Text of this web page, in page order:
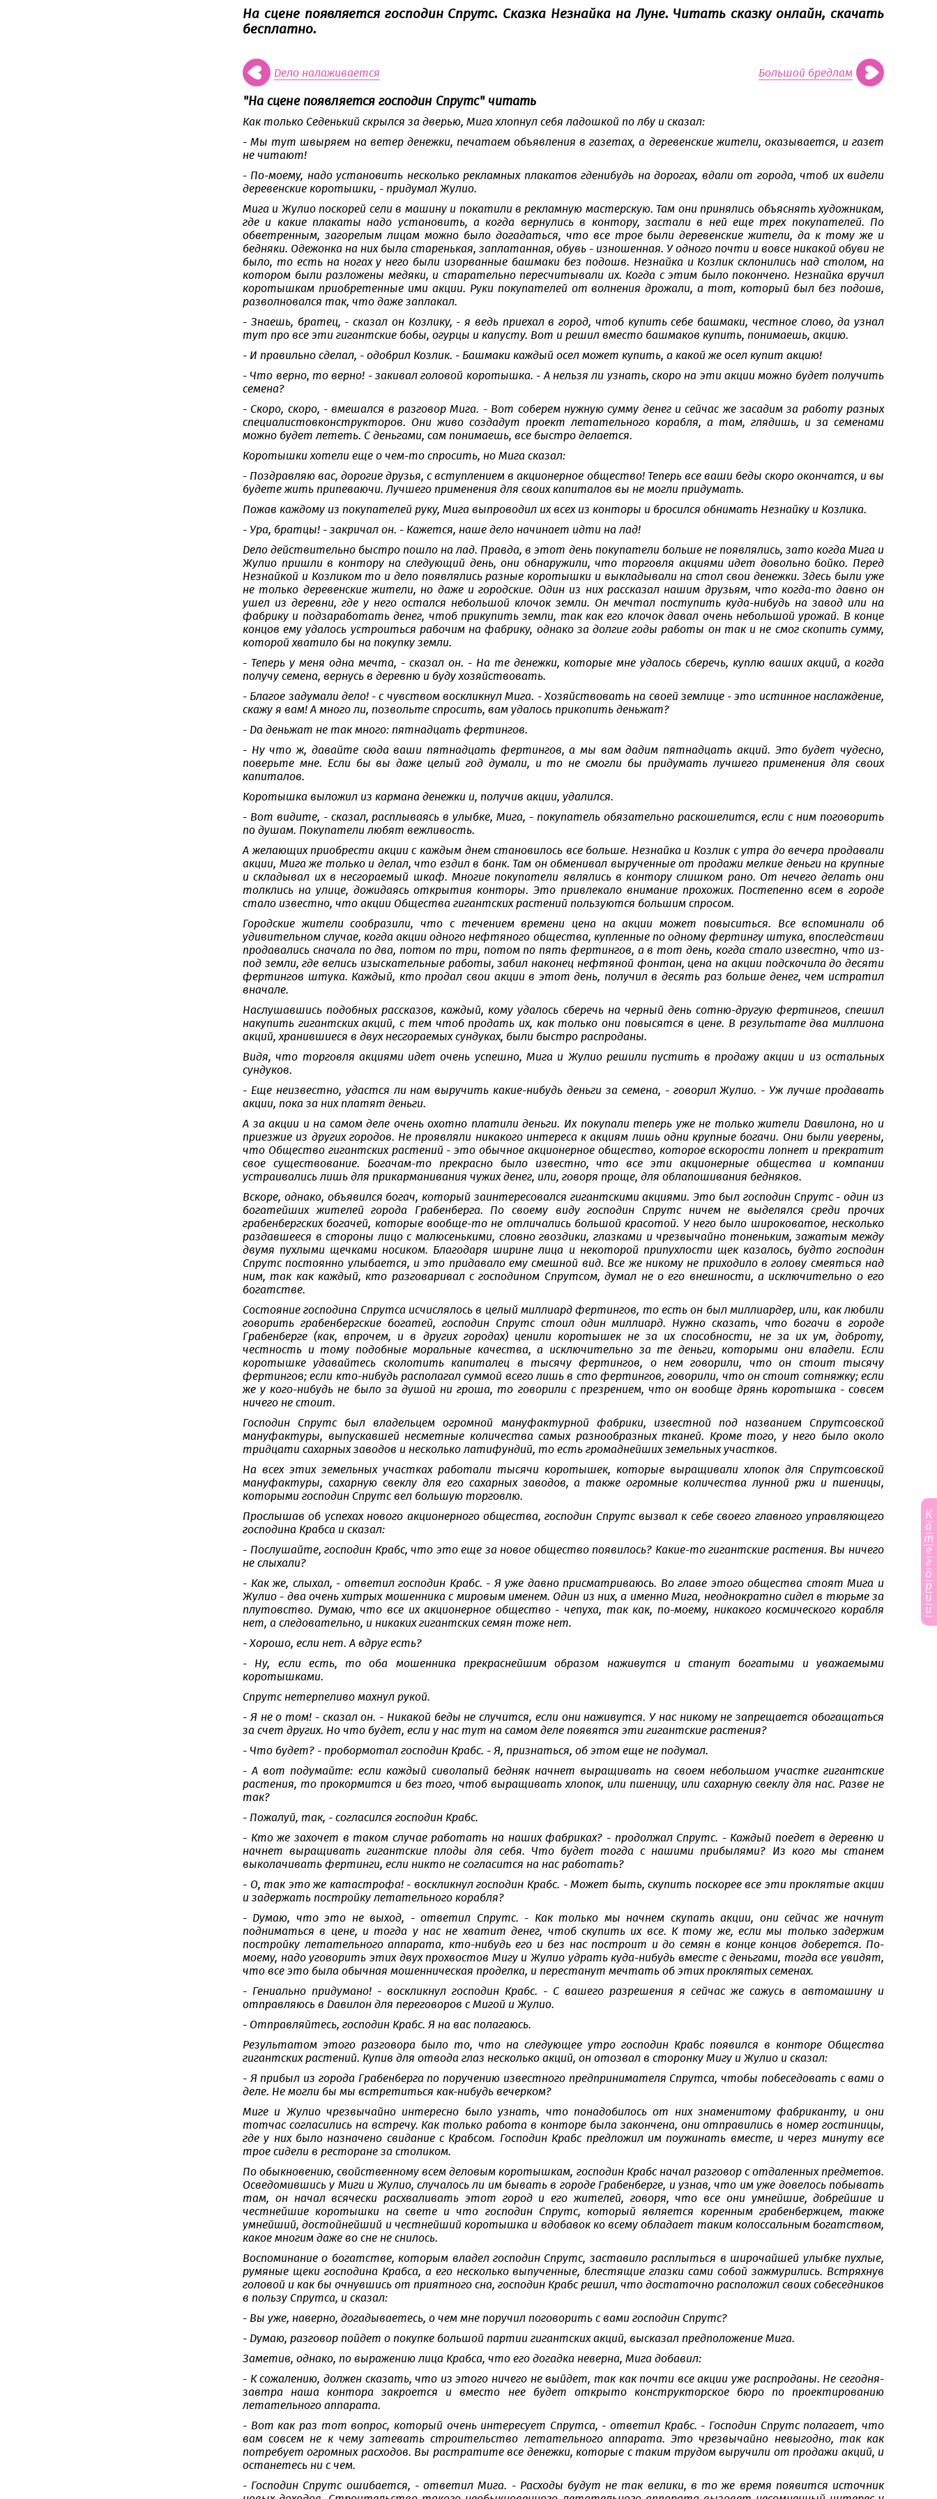
На сцене появляется господин Спрутс. Сказка Незнайка на Луне. Читать сказку онлайн, скачать
бесплатно.
Дело налаживается Большой бредлам
"На сцене появляется господин Спрутс" читать
Как только Седенький скрылся за дверью, Мига хлопнул себя ладошкой по лбу и сказал:
- Мы тут швыряем на ветер денежки, печатаем объявления в газетах, а деревенские жители, оказывается, и газет
не читают!
- По-моему, надо установить несколько рекламных плакатов гденибудь на дорогах, вдали от города, чтоб их видели
деревенские коротышки, - придумал Жулио.
Мига и Жулио поскорей сели в машину и покатили в рекламную мастерскую. Там они принялись объяснять художникам,
где и какие плакаты надо установить, а когда вернулись в контору, застали в ней еще трех покупателей. По
обветренным, загорелым лицам можно было догадаться, что все трое были деревенские жители, да к тому же и
бедняки. Одежонка на них была старенькая, заплатанная, обувь - изношенная. У одного почти и вовсе никакой обуви не
было, то есть на ногах у него были изорванные башмаки без подошв. Незнайка и Козлик склонились над столом, на
котором были разложены медяки, и старательно пересчитывали их. Когда с этим было покончено. Незнайка вручил
коротышкам приобретенные ими акции. Руки покупателей от волнения дрожали, а тот, который был без подошв,
разволновался так, что даже заплакал.
- Знаешь, братец, - сказал он Козлику, - я ведь приехал в город, чтоб купить себе башмаки, честное слово, да узнал
тут про все эти гигантские бобы, огурцы и капусту. Вот и решил вместо башмаков купить, понимаешь, акцию.
- И правильно сделал, - одобрил Козлик. - Башмаки каждый осел может купить, а какой же осел купит акцию!
- Что верно, то верно! - закивал головой коротышка. - А нельзя ли узнать, скоро на эти акции можно будет получить
семена?
- Скоро, скоро, - вмешался в разговор Мига. - Вот соберем нужную сумму денег и сейчас же засадим за работу разных
специалистовконструкторов. Они живо создадут проект летательного корабля, а там, глядишь, и за семенами
можно будет лететь. С деньгами, сам понимаешь, все быстро делается.
Коротышки хотели еще о чем-то спросить, но Мига сказал:
- Поздравляю вас, дорогие друзья, с вступлением в акционерное общество! Теперь все ваши беды скоро окончатся, и вы
будете жить припеваючи. Лучшего применения для своих капиталов вы не могли придумать.
Пожав каждому из покупателей руку, Мига выпроводил их всех из конторы и бросился обнимать Незнайку и Козлика.
- Ура, братцы! - закричал он. - Кажется, наше дело начинает идти на лад!
Дело действительно быстро пошло на лад. Правда, в этот день покупатели больше не появлялись, зато когда Мига и
Жулио пришли в контору на следующий день, они обнаружили, что торговля акциями идет довольно бойко. Перед
Незнайкой и Козликом то и дело появлялись разные коротышки и выкладывали на стол свои денежки. Здесь были уже
не только деревенские жители, но даже и городские. Один из них рассказал нашим друзьям, что когда-то давно он
ушел из деревни, где у него остался небольшой клочок земли. Он мечтал поступить куда-нибудь на завод или на
фабрику и подзаработать денег, чтоб прикупить земли, так как его клочок давал очень небольшой урожай. В конце
концов ему удалось устроиться рабочим на фабрику, однако за долгие годы работы он так и не смог скопить сумму,
которой хватило бы на покупку земли.
- Теперь у меня одна мечта, - сказал он. - На те денежки, которые мне удалось сберечь, куплю ваших акций, а когда
получу семена, вернусь в деревню и буду хозяйствовать.
- Благое задумали дело! - с чувством воскликнул Мига. - Хозяйствовать на своей землице - это истинное наслаждение,
скажу я вам! А много ли, позвольте спросить, вам удалось прикопить деньжат?
- Да деньжат не так много: пятнадцать фертингов.
- Ну что ж, давайте сюда ваши пятнадцать фертингов, а мы вам дадим пятнадцать акций. Это будет чудесно,
поверьте мне. Если бы вы даже целый год думали, и то не смогли бы придумать лучшего применения для своих
капиталов.
Коротышка выложил из кармана денежки и, получив акции, удалился.
- Вот видите, - сказал, расплываясь в улыбке, Мига, - покупатель обязательно раскошелится, если с ним поговорить
по душам. Покупатели любят вежливость.
А желающих приобрести акции с каждым днем становилось все больше. Незнайка и Козлик с утра до вечера продавали
акции, Мига же только и делал, что ездил в банк. Там он обменивал вырученные от продажи мелкие деньги на крупные
и складывал их в несгораемый шкаф. Многие покупатели являлись в контору слишком рано. От нечего делать они
толклись на улице, дожидаясь открытия конторы. Это привлекало внимание прохожих. Постепенно всем в городе
стало известно, что акции Общества гигантских растений пользуются большим спросом.
Городские жители сообразили, что с течением времени цена на акции может повыситься. Все вспоминали об
удивительном случае, когда акции одного нефтяного общества, купленные по одному фертингу штука, впоследствии
продавались сначала по два, потом по три, потом по пять фертингов, а в тот день, когда стало известно, что из-
под земли, где велись изыскательные работы, забил наконец нефтяной фонтан, цена на акции подскочила до десяти
фертингов штука. Каждый, кто продал свои акции в этот день, получил в десять раз больше денег, чем истратил
вначале.
Наслушавшись подобных рассказов, каждый, кому удалось сберечь на черный день сотню-другую фертингов, спешил
накупить гигантских акций, с тем чтоб продать их, как только они повысятся в цене. В результате два миллиона
акций, хранившиеся в двух несгораемых сундуках, были быстро распроданы.
Видя, что торговля акциями идет очень успешно, Мига и Жулио решили пустить в продажу акции и из остальных
сундуков.
- Еще неизвестно, удастся ли нам выручить какие-нибудь деньги за семена, - говорил Жулио. - Уж лучше продавать
акции, пока за них платят деньги.
А за акции и на самом деле очень охотно платили деньги. Их покупали теперь уже не только жители Давилона, но и
приезжие из других городов. Не проявляли никакого интереса к акциям лишь одни крупные богачи. Они были уверены,
что Общество гигантских растений - это обычное акционерное общество, которое вскорости лопнет и прекратит
свое существование. Богачам-то прекрасно было известно, что все эти акционерные общества и компании
устраивались лишь для прикарманивания чужих денег, или, говоря проще, для облапошивания бедняков.
Вскоре, однако, объявился богач, который заинтересовался гигантскими акциями. Это был господин Спрутс - один из
богатейших жителей города Грабенберга. По своему виду господин Спрутс ничем не выделялся среди прочих
грабенбергских богачей, которые вообще-то не отличались большой красотой. У него было широковатое, несколько
раздавшееся в стороны лицо с малюсенькими, словно гвоздики, глазками и чрезвычайно тоненьким, зажатым между
двумя пухлыми щечками носиком. Благодаря ширине лица и некоторой припухлости щек казалось, будто господин
Спрутс постоянно улыбается, и это придавало ему смешной вид. Все же никому не приходило в голову смеяться над
ним, так как каждый, кто разговаривал с господином Спрутсом, думал не о его внешности, а исключительно о его
богатстве.
Состояние господина Спрутса исчислялось в целый миллиард фертингов, то есть он был миллиардер, или, как любили
говорить грабенбергские богатей, господин Спрутс стоил один миллиард. Нужно сказать, что богачи в городе
Грабенберге (как, впрочем, и в других городах) ценили коротышек не за их способности, не за их ум, доброту,
честность и тому подобные моральные качества, а исключительно за те деньги, которыми они владели. Если
коротышке удавайтесь сколотить капиталец в тысячу фертингов, о нем говорили, что он стоит тысячу
фертингов; если кто-нибудь располагал суммой всего лишь в сто фертингов, говорили, что он стоит сотняжку; если
же у кого-нибудь не было за душой ни гроша, то говорили с презрением, что он вообще дрянь коротышка - совсем
ничего не стоит.
Господин Спрутс был владельцем огромной мануфактурной фабрики, известной под названием Спрутсовской
мануфактуры, выпускавшей несметные количества самых разнообразных тканей. Кроме того, у него было около
тридцати сахарных заводов и несколько латифундий, то есть громаднейших земельных участков.
На всех этих земельных участках работали тысячи коротышек, которые выращивали хлопок для Спрутсовской
мануфактуры, сахарную свеклу для его сахарных заводов, а также огромные количества лунной ржи и пшеницы,
которыми господин Спрутс вел большую торговлю.
Прослышав об успехах нового акционерного общества, господин Спрутс вызвал к себе своего главного управляющего
господина Крабса и сказал:
- Послушайте, господин Крабс, что это еще за новое общество появилось? Какие-то гигантские растения. Вы ничего
не слыхали?
- Как же, слыхал, - ответил господин Крабс. - Я уже давно присматриваюсь. Во главе этого общества стоят Мига и
Жулио - два очень хитрых мошенника с мировым именем. Один из них, а именно Мига, неоднократно сидел в тюрьме за
плутовство. Думаю, что все их акционерное общество - чепуха, так как, по-моему, никакого космического корабля
нет, а следовательно, и никаких гигантских семян тоже нет.
- Хорошо, если нет. А вдруг есть?
- Ну, если есть, то оба мошенника прекраснейшим образом наживутся и станут богатыми и уважаемыми
коротышками.
Спрутс нетерпеливо махнул рукой.
- Я не о том! - сказал он. - Никакой беды не случится, если они наживутся. У нас никому не запрещается обогащаться
за счет других. Но что будет, если у нас тут на самом деле появятся эти гигантские растения?
- Что будет? - пробормотал господин Крабс. - Я, признаться, об этом еще не подумал.
- А вот подумайте: если каждый сиволапый бедняк начнет выращивать на своем небольшом участке гигантские
растения, то прокормится и без того, чтоб выращивать хлопок, или пшеницу, или сахарную свеклу для нас. Разве не
так?
- Пожалуй, так, - согласился господин Крабс.
- Кто же захочет в таком случае работать на наших фабриках? - продолжал Спрутс. - Каждый поедет в деревню и
начнет выращивать гигантские плоды для себя. Что будет тогда с нашими прибылями? Из кого мы станем
выколачивать фертинги, если никто не согласится на нас работать?
- О, так это же катастрофа! - воскликнул господин Крабс. - Может быть, скупить поскорее все эти проклятые акции
и задержать постройку летательного корабля?
- Думаю, что это не выход, - ответил Спрутс. - Как только мы начнем скупать акции, они сейчас же начнут
подниматься в цене, и тогда у нас не хватит денег, чтоб скупить их все. К тому же, если мы только задержим
постройку летательного аппарата, кто-нибудь его и без нас построит и до семян в конце концов доберется. По-
моему, надо уговорить этих двух прохвостов Мигу и Жулио удрать куда-нибудь вместе с деньгами, тогда все увидят,
что все это была обычная мошенническая проделка, и перестанут мечтать об этих проклятых семенах.
- Гениально придумано! - воскликнул господин Крабс. - С вашего разрешения я сейчас же сажусь в автомашину и
отправляюсь в Давилон для переговоров с Мигой и Жулио.
- Отправляйтесь, господин Крабс. Я на вас полагаюсь.
Результатом этого разговора было то, что на следующее утро господин Крабс появился в конторе Общества
гигантских растений. Купив для отвода глаз несколько акций, он отозвал в сторонку Мигу и Жулио и сказал:
- Я прибыл из города Грабенберга по поручению известного предпринимателя Спрутса, чтобы побеседовать с вами о
деле. Не могли бы мы встретиться как-нибудь вечерком?
Миге и Жулио чрезвычайно интересно было узнать, что понадобилось от них знаменитому фабриканту, и они
тотчас согласились на встречу. Как только работа в конторе была закончена, они отправились в номер гостиницы,
где у них было назначено свидание с Крабсом. Господин Крабс предложил им поужинать вместе, и через минуту все
трое сидели в ресторане за столиком.
По обыкновению, свойственному всем деловым коротышкам, господин Крабс начал разговор с отдаленных предметов.
Осведомившись у Миги и Жулио, случалось ли им бывать в городе Грабенберге, и узнав, что им уже довелось побывать
там, он начал всячески расхваливать этот город и его жителей, говоря, что все они умнейшие, добрейшие и
честнейшие коротышки на свете и что господин Спрутс, который является коренным грабенбержцем, также
умнейший, достойнейший и честнейший коротышка и вдобавок ко всему обладает таким колоссальным богатством,
какое многим даже во сне не снилось.
Воспоминание о богатстве, которым владел господин Спрутс, заставило расплыться в широчайшей улыбке пухлые,
румяные щеки господина Крабса, а его несколько выпученные, блестящие глазки сами собой зажмурились. Встряхнув
головой и как бы очнувшись от приятного сна, господин Крабс решил, что достаточно расположил своих собеседников
в пользу Спрутса, и сказал:
- Вы уже, наверно, догадываетесь, о чем мне поручил поговорить с вами господин Спрутс?
- Думаю, разговор пойдет о покупке большой партии гигантских акций, высказал предположение Мига.
Заметив, однако, по выражению лица Крабса, что его догадка неверна, Мига добавил:
- К сожалению, должен сказать, что из этого ничего не выйдет, так как почти все акции уже распроданы. Не сегодня-
завтра наша контора закроется и вместо нее будет открыто конструкторское бюро по проектированию
летательного аппарата.
- Вот как раз тот вопрос, который очень интересует Спрутса, - ответил Крабс. - Господин Спрутс полагает, что
вам совсем не к чему затевать строительство летательного аппарата. Это чрезвычайно невыгодно, так как
потребует огромных расходов. Вы растратите все денежки, которые с таким трудом выручили от продажи акций, и
останетесь ни с чем.
- Господин Спрутс ошибается, - ответил Мига. - Расходы будут не так велики, в то же время появится источник
К
а
т
е
г
о
р
и
и